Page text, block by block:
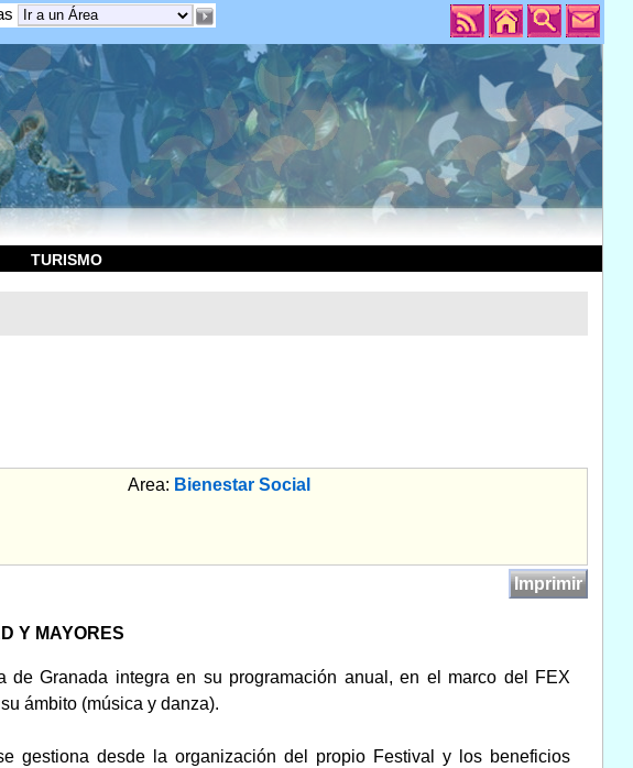
TURISMO
Area: Bienestar Social
Imprimir
Y MAYORES
Granada integra en su programación anual, en el marco del FEX
ámbito (música y danza).
gestiona desde la organización del propio Festival y los beneficios